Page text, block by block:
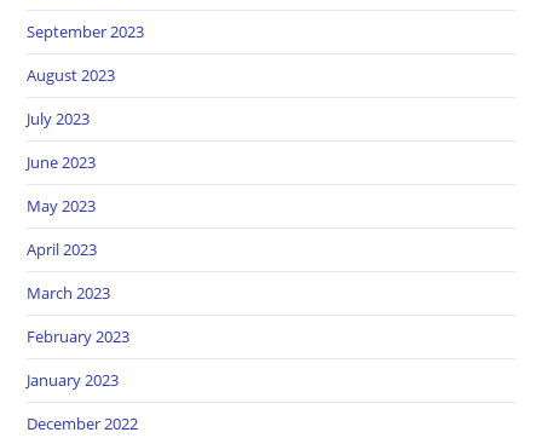
September 2023
August 2023
July 2023
June 2023
May 2023
April 2023
March 2023
February 2023
January 2023
December 2022